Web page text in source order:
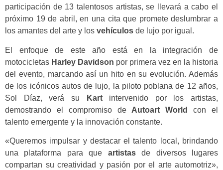
participación de 13 talentosos artistas, se llevará a cabo el
próximo 19 de abril, en una cita que promete deslumbrar a
los amantes del arte y los vehículos de lujo por igual.
El enfoque de este año está en la integración de
motocicletas Harley Davidson por primera vez en la historia
del evento, marcando así un hito en su evolución. Además
de los icónicos autos de lujo, la piloto poblana de 12 años,
Sol Díaz, verá su
Kartintervenido por los artistas,
demostrando el compromiso de Autoart World
con el
talento emergente y la innovación constante.
«Queremos impulsar y destacar el talento local, brindando
una plataforma para que artistasde diversos lugares
compartan su creatividad y pasión por el arte automotriz»,